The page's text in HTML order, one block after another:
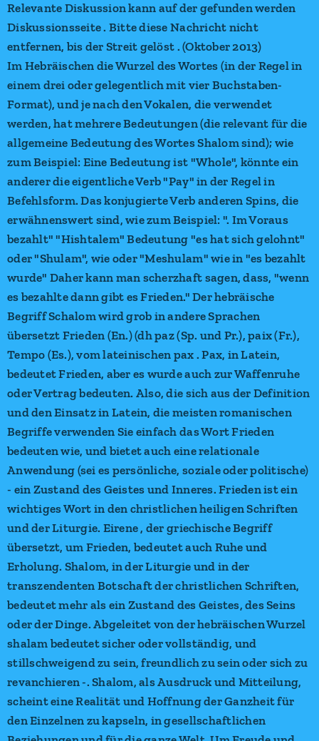
Relevante Diskussion kann auf der gefunden werden
Diskussionsseite . Bitte diese Nachricht nicht
entfernen, bis der Streit gelöst . (Oktober 2013)
Im Hebräischen die Wurzel des Wortes (in der Regel in
einem drei oder gelegentlich mit vier Buchstaben-
Format), und je nach den Vokalen, die verwendet
werden, hat mehrere Bedeutungen (die relevant für die
allgemeine Bedeutung des Wortes Shalom sind); wie
zum Beispiel: Eine Bedeutung ist "Whole", könnte ein
anderer die eigentliche Verb "Pay" in der Regel in
Befehlsform. Das konjugierte Verb anderen Spins, die
erwähnenswert sind, wie zum Beispiel: ". Im Voraus
bezahlt" "Hishtalem" Bedeutung "es hat sich gelohnt"
oder "Shulam", wie oder "Meshulam" wie in "es bezahlt
wurde" Daher kann man scherzhaft sagen, dass, "wenn
es bezahlte dann gibt es Frieden." Der hebräische
Begriff Schalom wird grob in andere Sprachen
übersetzt Frieden (En.) (dh paz (Sp. und Pr.), paix (Fr.),
Tempo (Es.), vom lateinischen pax . Pax, in Latein,
bedeutet Frieden, aber es wurde auch zur Waffenruhe
oder Vertrag bedeuten. Also, die sich aus der Definition
und den Einsatz in Latein, die meisten romanischen
Begriffe verwenden Sie einfach das Wort Frieden
bedeuten wie, und bietet auch eine relationale
Anwendung (sei es persönliche, soziale oder politische)
- ein Zustand des Geistes und Inneres. Frieden ist ein
wichtiges Wort in den christlichen heiligen Schriften
und der Liturgie. Eirene , der griechische Begriff
übersetzt, um Frieden, bedeutet auch Ruhe und
Erholung. Shalom, in der Liturgie und in der
transzendenten Botschaft der christlichen Schriften,
bedeutet mehr als ein Zustand des Geistes, des Seins
oder der Dinge. Abgeleitet von der hebräischen Wurzel
shalam bedeutet sicher oder vollständig, und
stillschweigend zu sein, freundlich zu sein oder sich zu
revanchieren -. Shalom, als Ausdruck und Mitteilung,
scheint eine Realität und Hoffnung der Ganzheit für
den Einzelnen zu kapseln, in gesellschaftlichen